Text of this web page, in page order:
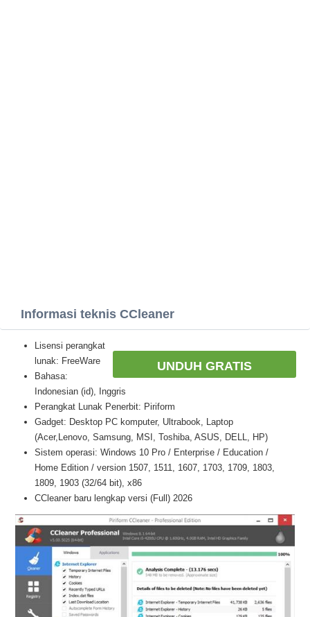
Informasi teknis CCleaner
UNDUH GRATIS
Lisensi perangkat
lunak: FreeWare
Bahasa:
Indonesian (id), Inggris
Perangkat Lunak Penerbit: Piriform
Gadget: Desktop PC komputer, Ultrabook, Laptop
(Acer,Lenovo, Samsung, MSI, Toshiba, ASUS, DELL, HP)
Sistem operasi: Windows 10 Pro / Enterprise / Education /
Home Edition / version 1507, 1511, 1607, 1703, 1709, 1803,
1809, 1903 (32/64 bit), x86
CCleaner baru lengkap versi (Full) 2026